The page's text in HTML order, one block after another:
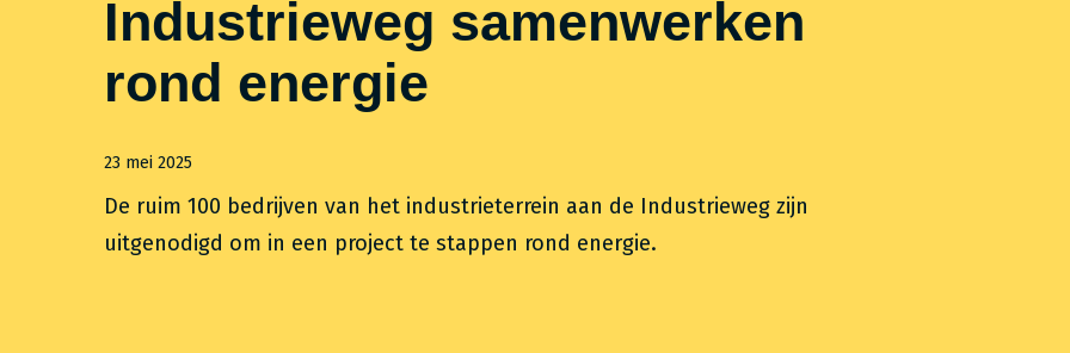
Industrieweg samenwerken
rond energie
23 mei 2025
De ruim 100 bedrijven van het industrieterrein aan de Industrieweg zijn
uitgenodigd om in een project te stappen rond energie.